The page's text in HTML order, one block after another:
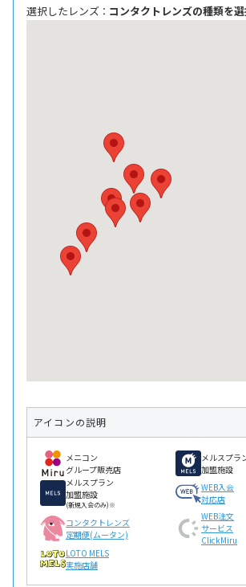
選択したレンズ ： コンタクトレンズの種類を
アイコンの説明
メニコン
グループ販売店
メルスプラ
加盟施設
メルスプラン
加盟施設
(新規入会のみ)※
WEB入会
対応店
コンタクトレンズ
定期便(ムータン)
WEB注文
サービス
ClickMiru
LOTO MELS
実施店舗